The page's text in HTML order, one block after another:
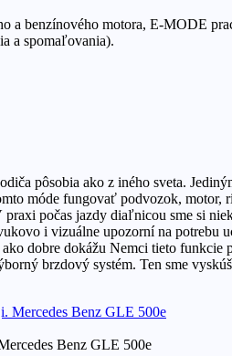
benzínového motora, E-MODE
a spomaľovania).
pôsobia ako z iného sveta.
móde fungovať podvozok, motor,
počas jazdy diaľnicou sme si
i vizuálne upozorní na potrebu
dobre dokážu Nemci tieto
brzdový systém. Ten sme
Benz GLE 500e